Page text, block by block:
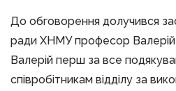
До обговорення долучився
ради ХНМУ професор Валерій
Валерій перш за все
співробітникам відділу за